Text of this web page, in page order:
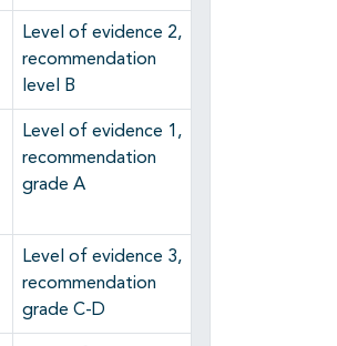
Level of evidence 2,
recommendation
level B
Level of evidence 1,
recommendation
grade A
Level of evidence 3,
recommendation
grade C-D